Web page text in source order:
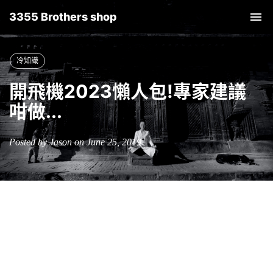
3355 Brothers shop
冷知識
開飛機2023懶人包!專家建議
咁做...
Posted by Jason on June 25, 2019